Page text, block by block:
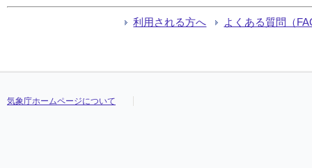
利用される方へ よくある質問（
気象庁ホームページについて